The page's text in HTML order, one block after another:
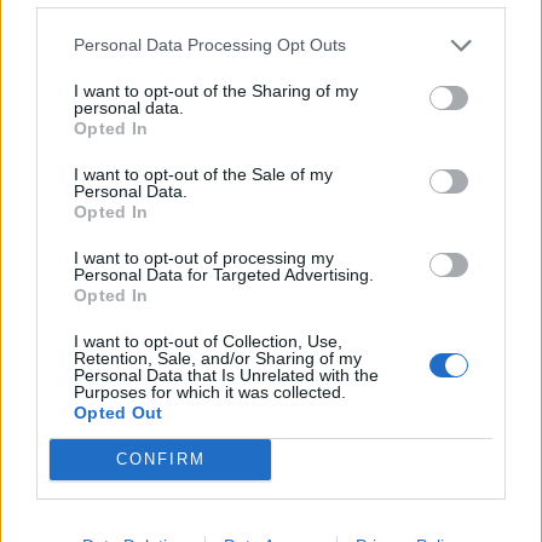
Personal Data Processing Opt Outs
I want to opt-out of the Sharing of my
personal data.
Opted In
I want to opt-out of the Sale of my
Personal Data.
Opted In
I want to opt-out of processing my
Personal Data for Targeted Advertising.
Opted In
I want to opt-out of Collection, Use,
Retention, Sale, and/or Sharing of my
Personal Data that Is Unrelated with the
Purposes for which it was collected.
Opted Out
CONFIRM
Perugia - Gubbio 13-10
Unione Firenze cadetta - Capitolina cadetta
20-26
San Benedetto - Cus Siena 43-26
Jesi - Lions Alto Lazio 15-29
Classifica Girone 4
71 - U.R. San Benedetto
65 - Rugby Lions Alto Lazio
58 - Unione Rugby Capitolina cadetta
39 - Rugby Perugia
35 - C.U.S. Siena
33 - Rugby Gubbio 1984